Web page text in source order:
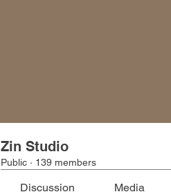
Zin Studio
Public · 139 members
Discussion Media